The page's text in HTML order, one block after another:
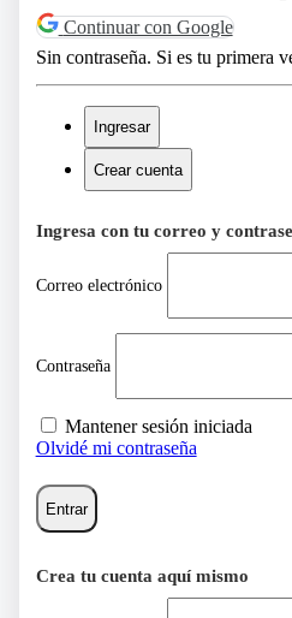
Continuar con Google
Sin contraseña. Si es tu primera
Ingresar
Crear cuenta
Ingresa con tu correo y
Correo electrónico
Contraseña
Mantener sesión iniciada
Olvidé mi contraseña
Entrar
Crea tu cuenta aquí mismo